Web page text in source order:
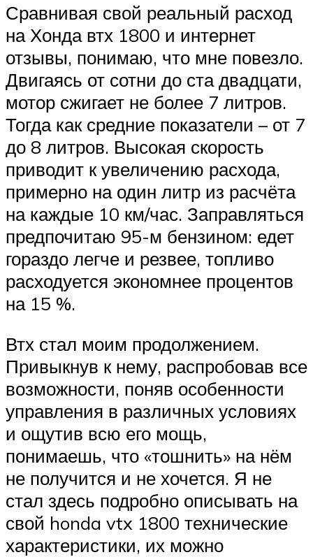
Сравнивая свой реальный расход
на Хонда втх 1800 и интернет
отзывы, понимаю, что мне повезло.
Двигаясь от сотни до ста двадцати,
мотор сжигает не более 7 литров.
Тогда как средние показатели – от 7
до 8 литров. Высокая скорость
приводит к увеличению расхода,
примерно на один литр из расчёта
на каждые 10 км/час. Заправляться
предпочитаю 95-м бензином: едет
гораздо легче и резвее, топливо
расходуется экономнее процентов
на 15 %.
Втх стал моим продолжением.
Привыкнув к нему, распробовав все
возможности, поняв особенности
управления в различных условиях
и ощутив всю его мощь,
понимаешь, что «тошнить» на нём
не получится и не хочется. Я не
стал здесь подробно описывать на
свой honda vtx 1800 технические
характеристики, их можно